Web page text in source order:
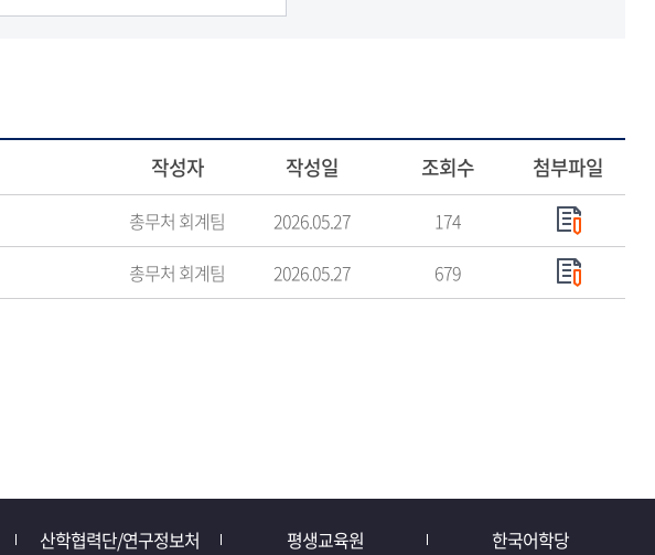
작성자 작성일 조회수 첨부파일
총무처 회계팀 2026.05.27
174
총무처 회계팀 2026.05.27 679
산학협력단/연구정보처 평생교육원 한국어학당